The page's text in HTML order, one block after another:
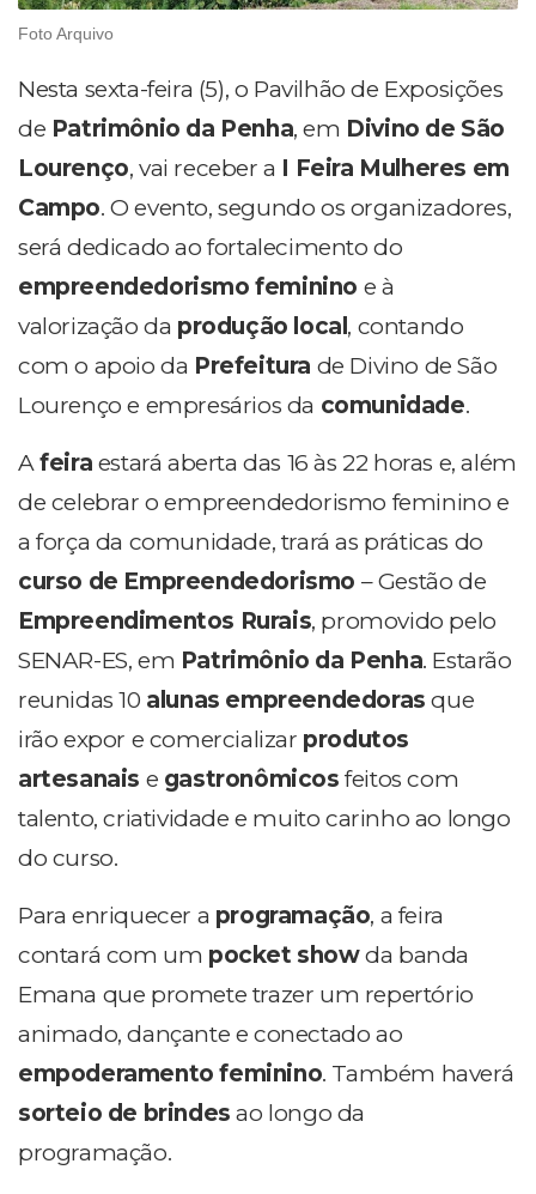
Foto Arquivo
Nesta sexta-feira (5), o Pavilhão de Exposições
de Patrimônio da Penha, em Divino de São
Lourenço, vai receber a I Feira Mulheres em
Campo. O evento, segundo os organizadores,
será dedicado ao fortalecimento do
empreendedorismo feminino e à
valorização da produção local , contando
com o apoio da Prefeitura de Divino de São
Lourenço e empresários da comunidade.
Afeira estará aberta das 16 às 22 horas e, além
de celebrar o empreendedorismo feminino e
a força da comunidade, trará as práticas do
curso de Empreendedorismo – Gestão de
Empreendimentos Rurais, promovido pelo
SENAR-ES, em Patrimônio da Penha. Estarão
reunidas 10 alunas empreendedoras que
irão expor e comercializar produtos
artesanais e gastronômicos feitos com
talento, criatividade e muito carinho ao longo
do curso.
Para enriquecer a programação, a feira
contará com um pocket showda banda
Emana que promete trazer um repertório
animado, dançante e conectado ao
empoderamento feminino. Também haverá
sorteio de brindes ao longo da
programação.